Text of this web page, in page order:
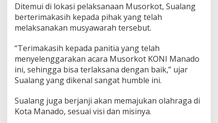
Ditemui di lokasi pelaksanaan Musorkot, Sualang
berterimakasih kepada pihak yang telah
melaksanakan musyawarah tersebut.
“Terimakasih kepada panitia yang telah
menyelenggarakan acara Musorkot KONI Manado
ini, sehingga bisa terlaksana dengan baik,” ujar
Sualang yang dikenal sangat humble ini.
Sualang juga berjanji akan memajukan olahraga di
Kota Manado, sesuai visi dan misinya.